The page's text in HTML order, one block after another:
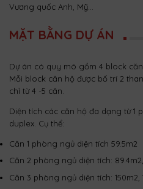
Vương quốc Anh, Mỹ…
MẶT BẰNG DỰ ÁN
Dự án có quy mô gồm 4 block
Mỗi block căn hộ được bố trí 2
chỉ từ 4 -5 căn.
Diện tích các căn hộ đa dạng từ 1
duplex. Cụ thể:
Căn 1 phòng ngủ diện tích 59.5m2
Căn 2 phòng ngủ diện tích: 89.4m2,
Căn 3 phòng ngủ diện tích: 150m2,